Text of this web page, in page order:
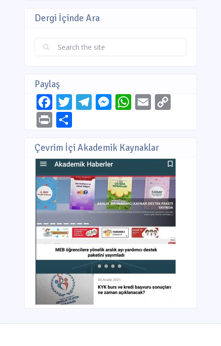
Dergi İçinde Ara
Paylaş
Facebook
Twitter
Telegram
Messenger
WhatsApp
EmailCopy
PrintShare
Çevrim İçi Akademik Kaynaklar